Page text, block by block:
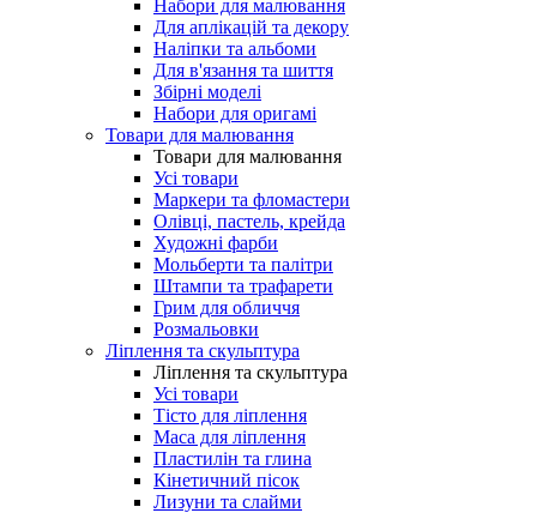
Набори для малювання
Для аплікацій та декору
Наліпки та альбоми
Для в'язання та шиття
Збірні моделі
Набори для оригамі
Товари для малювання
Товари для малювання
Усі товари
Маркери та фломастери
Олівці, пастель, крейда
Художні фарби
Мольберти та палітри
Штампи та трафарети
Грим для обличчя
Розмальовки
Ліплення та скульптура
Ліплення та скульптура
Усі товари
Тісто для ліплення
Маса для ліплення
Пластилін та глина
Кінетичний пісок
Лизуни та слайми